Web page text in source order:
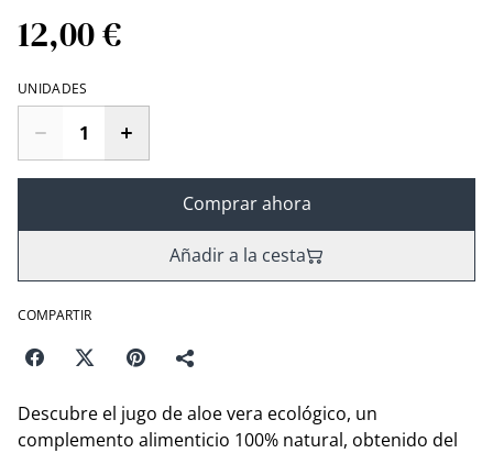
12,00 €
UNIDADES
Comprar ahora
Añadir a la cesta
COMPARTIR
Descubre el jugo de aloe vera ecológico, un
complemento alimenticio 100% natural, obtenido del